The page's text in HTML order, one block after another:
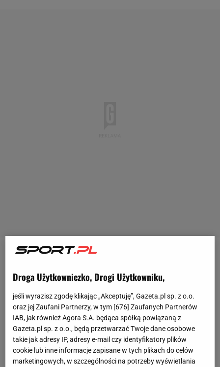
rok temuFIAzakazała startu rosyjskich i
Wyrzucono także z kalendarza F1 Grand Prix Rosji.
Jednak rosyjscy i białoruscyzawodnicymogli
startować pod neutralną flagą, jeśli podpisaliby
dokument, który w praktyce oznaczał, że sportowcy
odcinają się od agresjiWładimira Putinawobec
Droga Użytkowniczko, Drogi Użytkowniku,
jeśli wyrazisz zgodę klikając „Akceptuję”, Gazeta.pl sp. z o.o.
oraz jej Zaufani Partnerzy, w tym [676] Zaufanych Partnerów
IAB, jak również Agora S.A. będąca spółką powiązaną z
Gazeta.pl sp. z o.o., będą przetwarzać Twoje dane osobowe
takie jak adresy IP, adresy e-mail czy identyfikatory plików
cookie lub inne informacje zapisane w tych plikach do celów
marketingowych, w szczególności na potrzeby wyświetlania